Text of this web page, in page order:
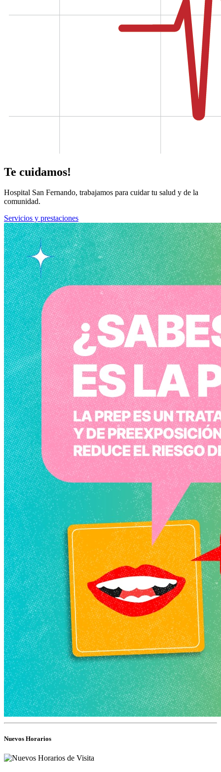
Te cuidamos!
Hospital San Fernando, trabajamos para cuidar tu salud y de la
comunidad.
Servicios y prestaciones
Nuevos Horarios